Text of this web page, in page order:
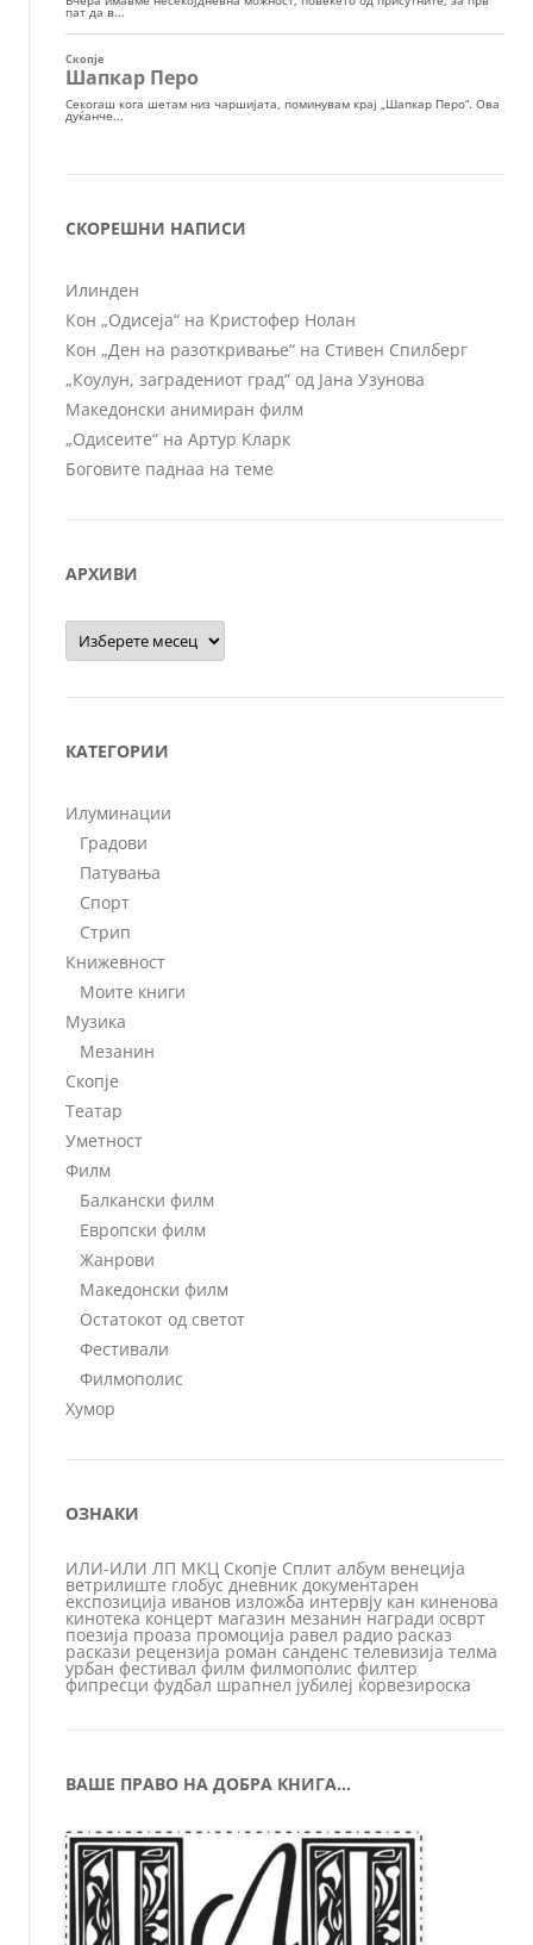
СКОРЕШНИ НАПИСИ
Илинден
Кон „Одисеја“ на Кристофер Нолан
Кон „Ден на разоткривање“ на Стивен Спилберг
„Коулун, заградениот град“ од Јана Узунова
Македонски анимиран филм
„Одисеите“ на Артур Кларк
Боговите паднаа на теме
АРХИВИ
Архиви
КАТЕГОРИИ
Илуминации
Градови
Патувања
Спорт
Стрип
Книжевност
Моите книги
Музика
Мезанин
Скопје
Театар
Уметност
Филм
Балкански филм
Европски филм
Жанрови
Македонски филм
Остатокот од светот
Фестивали
Филмополис
Хумор
ОЗНАКИ
ИЛИ-ИЛИ ЛП МКЦ Скопје Сплит албум венеција
ветрилиште глобус дневник документарен
експозиција иванов изложба интервју кан киненова
кинотека концерт магазин мезанин награди осврт
поезија проаза промоција равел радио расказ
раскази рецензија роман санденс телевизија телма
урбан фестивал филм филмополис филтер
фипресци фудбал шрапнел јубилеј ќорвезироска
ВАШЕ ПРАВО НА ДОБРА КНИГА…